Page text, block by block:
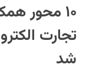
۱۰ محور
تجارت
شد